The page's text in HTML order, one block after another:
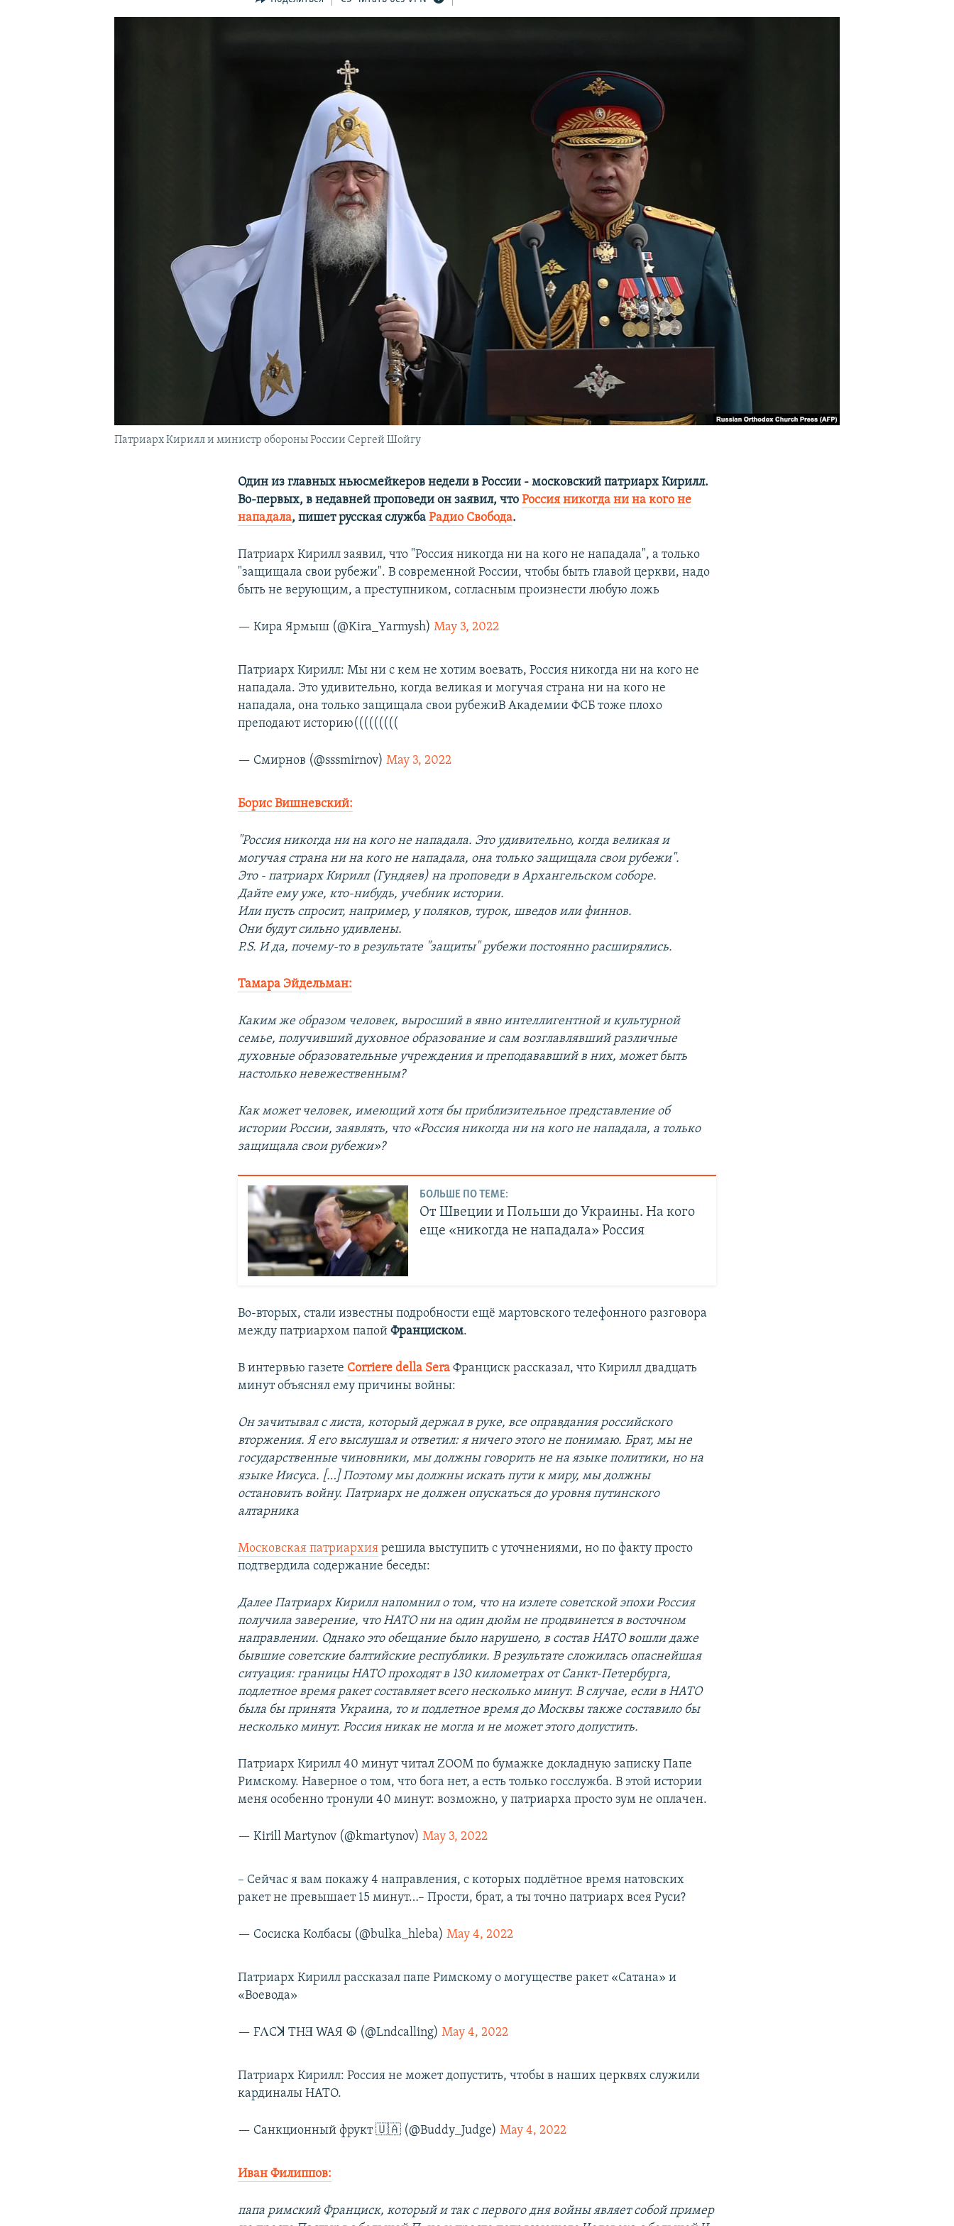
Патриарх Кирилл и министр обороны России Сергей Шойгу
Один из главных ньюсмейкеров недели в России - московский патриарх Кирилл.
Во-первых, в недавней проповеди он заявил, чтоРоссия никогда ни на кого не
нападала, пишет русская службаРадио Свобода.
Патриарх Кирилл заявил, что "Россия никогда ни на кого не нападала", а только
"защищала свои рубежи". В современной России, чтобы быть главой церкви, надо
быть не верующим, а преступником, согласным произнести любую ложь
— Кира Ярмыш (@Kira_Yarmysh)May 3, 2022
Патриарх Кирилл: Мы ни с кем не хотим воевать, Россия никогда ни на кого не
нападала. Это удивительно, когда великая и могучая страна ни на кого не
нападала, она только защищала свои рубежиВ Академии ФСБ тоже плохо
преподают историю(((((((((
— Смирнов (@sssmirnov)May 3, 2022
Борис Вишневский:
"Россия никогда ни на кого не нападала. Это удивительно, когда великая и
могучая страна ни на кого не нападала, она только защищала свои рубежи".
Это - патриарх Кирилл (Гундяев) на проповеди в Архангельском соборе.
Дайте ему уже, кто-нибудь, учебник истории.
Или пусть спросит, например, у поляков, турок, шведов или финнов.
Они будут сильно удивлены.
P.S. И да, почему-то в результате "защиты" рубежи постоянно расширялись.
Тамара Эйдельман:
Каким же образом человек, выросший в явно интеллигентной и культурной
семье, получивший духовное образование и сам возглавлявший различные
духовные образовательные учреждения и преподававший в них, может быть
настолько невежественным?
Как может человек, имеющий хотя бы приблизительное представление об
истории России, заявлять, что «Россия никогда ни на кого не нападала, а только
защищала свои рубежи»?
БОЛЬШЕ ПО ТЕМЕ:
От Швеции и Польши до Украины. На кого
еще «никогда не нападала» Россия
Во-вторых, стали известны подробности ещё мартовского телефонного разговора
между патриархом папойФранциском.
В интервью газете Corriere della Sera Франциск рассказал, что Кирилл двадцать
минут объяснял ему причины войны:
Он зачитывал с листа, который держал в руке, все оправдания российского
вторжения. Я его выслушал и ответил: я ничего этого не понимаю. Брат, мы не
государственные чиновники, мы должны говорить не на языке политики, но на
языке Иисуса. […] Поэтому мы должны искать пути к миру, мы должны
остановить войну. Патриарх не должен опускаться до уровня путинского
алтарника
Московская патриархия решила выступить с уточнениями, но по факту просто
подтвердила содержание беседы:
Далее Патриарх Кирилл напомнил о том, что на излете советской эпохи Россия
получила заверение, что НАТО ни на один дюйм не продвинется в восточном
направлении. Однако это обещание было нарушено, в состав НАТО вошли даже
бывшие советские балтийские республики. В результате сложилась опаснейшая
ситуация: границы НАТО проходят в 130 километрах от Санкт-Петербурга,
подлетное время ракет составляет всего несколько минут. В случае, если в НАТО
была бы принята Украина, то и подлетное время до Москвы также составило бы
несколько минут. Россия никак не могла и не может этого допустить.
Патриарх Кирилл 40 минут читал ZOOM по бумажке докладную записку Папе
Римскому. Наверное о том, что бога нет, а есть только госслужба. В этой истории
меня особенно тронули 40 минут: возможно, у патриарха просто зум не оплачен.
— Kirill Martynov (@kmartynov)May 3, 2022
– Сейчас я вам покажу 4 направления, с которых подлётное время натовских
ракет не превышает 15 минут…– Прости, брат, а ты точно патриарх всея Руси?
— Сосиска Колбасы (@bulka_hleba)May 4, 2022
Патриарх Кирилл рассказал папе Римскому о могуществе ракет «Сатана» и
«Воевода»
— FΛCꓘ THƎ WAЯ ☮️ (@Lndcalling)May 4, 2022
Патриарх Кирилл: Россия не может допустить, чтобы в наших церквях служили
кардиналы НАТО.
— Санкционный фрукт 🇺🇦 (@Buddy_Judge)May 4, 2022
Иван Филиппов:
папа римский Франциск, который и так с первого дня войны являет собой пример